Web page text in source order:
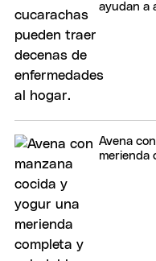
ayudan a
Avena
merienda